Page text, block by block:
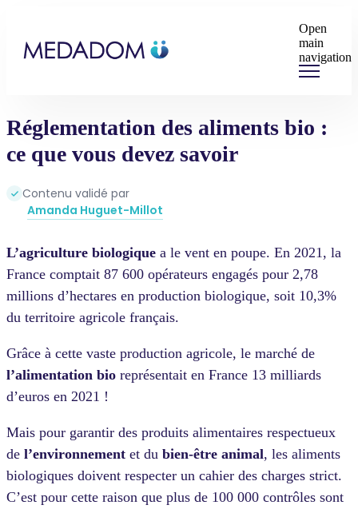
Open
main
navigation
Réglementation des aliments bio :
ce que vous devez savoir
Contenu validé par
Amanda Huguet-Millot
L’agriculture biologique a le vent en poupe. En 2021, la
France comptait 87 600 opérateurs engagés pour 2,78
millions d’hectares en production biologique, soit 10,3%
du territoire agricole français.
Grâce à cette vaste production agricole, le marché de
l’alimentation bio représentait en France 13 milliards
d’euros en 2021 !
Mais pour garantir des produits alimentaires respectueux
de l’environnement et du bien-être animal, les aliments
biologiques doivent respecter un cahier des charges strict.
C’est pour cette raison que plus de 100 000 contrôles sont